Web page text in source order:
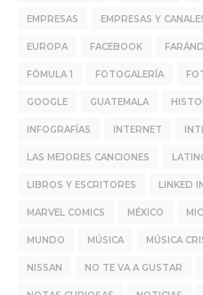
EMPRESAS EMPRESAS Y
EUROPA FACEBOOK
FÓMULA 1 FOTOGALERÍA
GOOGLE GUATEMALA
INFOGRAFÍAS INTERNET
LAS MEJORES CANCIONES
LIBROS Y ESCRITORES LINKED
MARVEL COMICS MÉXICO
MUNDO MÚSICA MÚSICA
NISSAN NO TE VA A GUSTAR